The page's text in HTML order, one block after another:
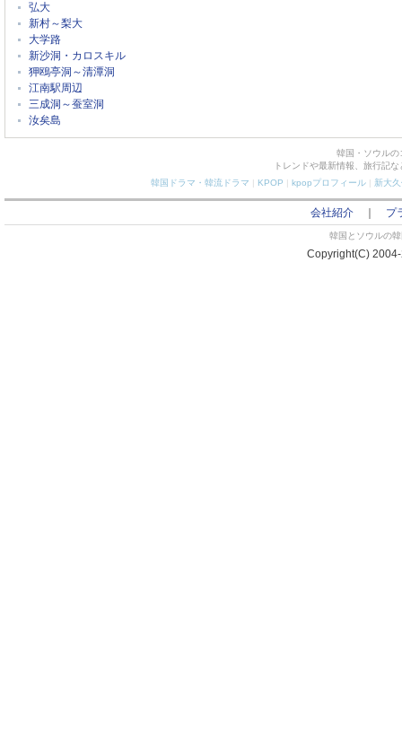
弘大
新村～梨大
大学路
新沙洞・カロスキル
狎鴎亭洞～清潭洞
江南駅周辺
三成洞～蚕室洞
汝矣島
韓国・ソウルの
トレンドや最新情報、旅行記
韓国ドラマ・韓流ドラマ | KPOP | kpopプロフィール| 新大
会社紹介 プ
韓国とソウルの
Copyright(C)